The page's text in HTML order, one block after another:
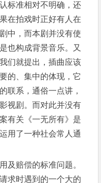
准相对不明确，还
在拍戏时正好有人在
中，而本剧并没有使
也构成背景音乐。又
们就提出，插曲应该
的、集中的体现，它
联系，通俗一点讲，
视剧。而对此并没有
有关《一无所有》是
用了一种社会常人通
赔偿的标准问题。
求时遇到的一个大的